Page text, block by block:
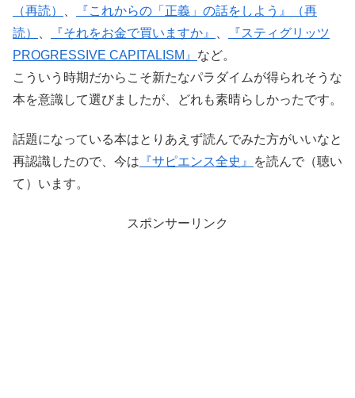
（再読）
『これからの「正義」の話をしよう』（再
読）
『それをお金で買いますか』
『スティグリッツ
PROGRESSIVE CAPITALISM』 など。
こういう時期だからこそ新たなパラダイムが得られそうな
本を意識して選びましたが、どれも素晴らしかったです。
話題になっている本はとりあえず読んでみた方がいいなと
再認識したので、今は 『サピエンス全史』
を読んで（聴い
て）います。
スポンサーリンク